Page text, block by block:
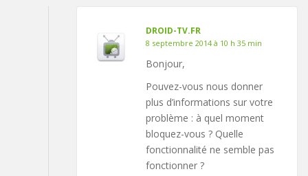
DROID-TV.FR
8 septembre 2014 à 10 h 35 min
Bonjour,
Pouvez-vous nous donner
plus d’informations sur votre
problème : à quel moment
bloquez-vous ? Quelle
fonctionnalité ne semble pas
fonctionner ?